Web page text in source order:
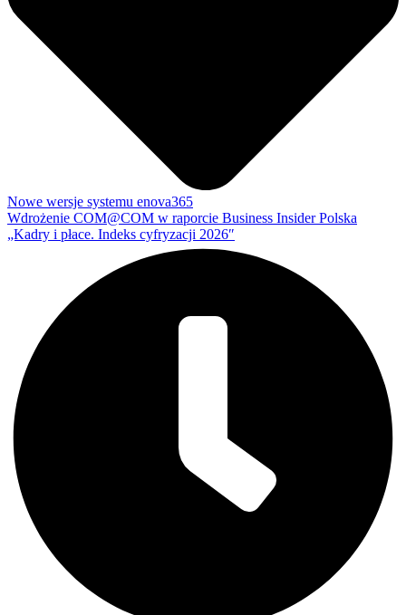
Nowe wersje systemu enova365
Wdrożenie COM@COM w raporcie Business Insider Polska
„Kadry i płace. Indeks cyfryzacji 2026″